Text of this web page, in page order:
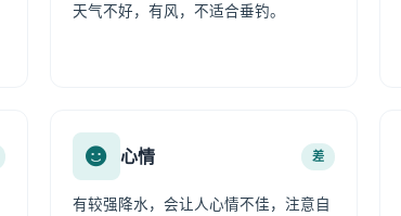
天气不好，有风，不适合垂钓。
心情 差
有较强降水，会让人心情不佳，注意自